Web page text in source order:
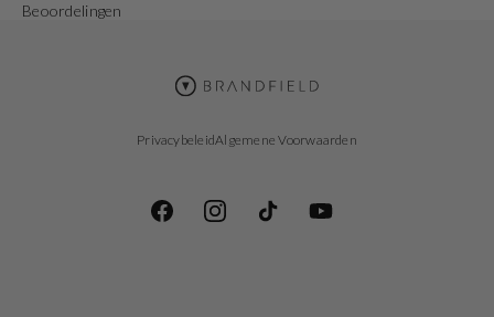
Beoordelingen
PrivacybeleidAlgemene Voorwaarden
FacebookInstagramTikTok YouTube